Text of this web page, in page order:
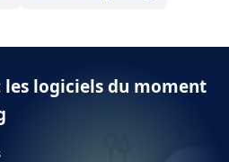
logiciels du moment